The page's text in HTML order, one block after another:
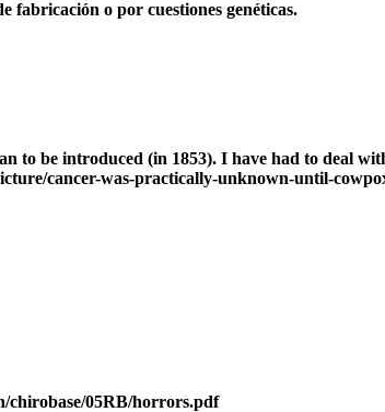
fabricación o por cuestiones genéticas.
be introduced (in 1853). I have had to deal
cancer-was-practically-unknown-until-
chirobase/05RB/horrors.pdf